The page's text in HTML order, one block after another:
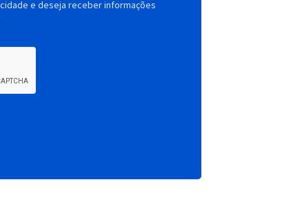
e deseja receber informações